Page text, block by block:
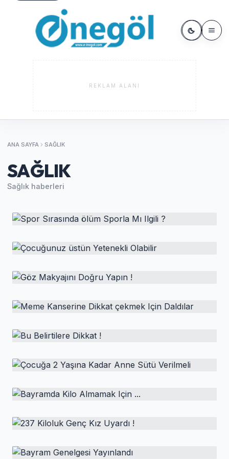
REKLAM ALANI
ANA SAYFA SAĞLIK
SAĞLIK
Sağlık haberleri
Spor Sırasında ölüm Sporla Mı
bozukluklarından kaynaklandığı bildirildi. Ani genç
Çocuğunuz üstün Yetenekli Olabilir
Göz Makyajını Doğru Yapın !
Meme Kanserine Dikkat çekmek Için
Bu Belirtilere Dikkat !
Çocuğa 2 Yaşına Kadar Anne Sütü Verilmeli
Bayramda Kilo Almamak Için ...
237 Kiloluk Genç Kız Uyardı !